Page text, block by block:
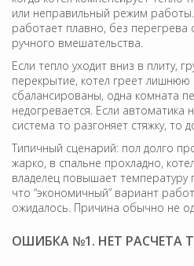
или неправильный режим
работает плавно, без перегрева
ручного вмешательства.
Если тепло уходит вниз в плиту,
перекрытие, котел греет лишнюю
сбалансированы, одна комната
недогревается. Если автоматика
система то разгоняет стяжку, то
Типичный сценарий: пол долго
жарко, в спальне прохладно,
владелец повышает температуру
что “экономичный” вариант
ожидалось. Причина обычно не
ОШИБКА №1. НЕТ РАСЧЕТА